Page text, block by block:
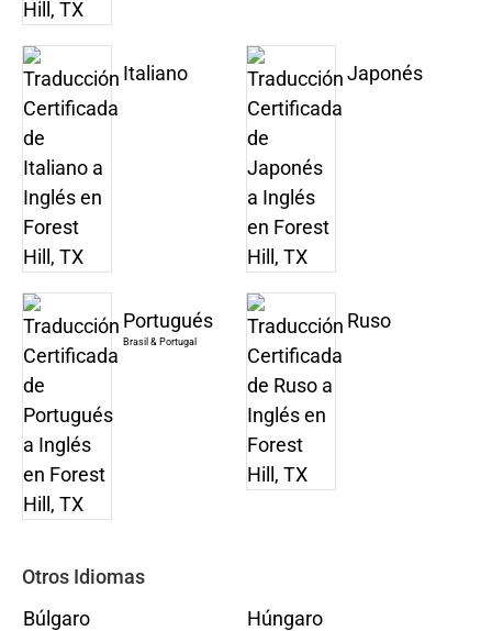
Italiano Japonés
Portugués
Brasil & Portugal
Ruso
Otros Idiomas
Búlgaro
Húngaro